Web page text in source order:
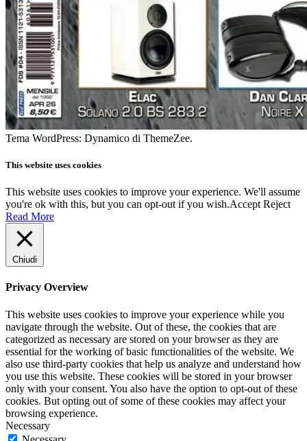
Tema WordPress: Dynamico di ThemeZee.
This website uses cookies
This website uses cookies to improve your experience. We'll assume
you're ok with this, but you can opt-out if you wish.Accept Reject
Read More
Chiudi
Privacy Overview
This website uses cookies to improve your experience while you
navigate through the website. Out of these, the cookies that are
categorized as necessary are stored on your browser as they are
essential for the working of basic functionalities of the website. We
also use third-party cookies that help us analyze and understand how
you use this website. These cookies will be stored in your browser
only with your consent. You also have the option to opt-out of these
cookies. But opting out of some of these cookies may affect your
browsing experience.
Necessary